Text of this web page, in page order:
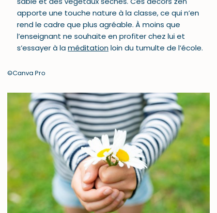
apporte une touche nature à la classe, ce qui n’en
rend le cadre que plus agréable. À moins que
l’enseignant ne souhaite en profiter chez lui et
s’essayer à laméditationloin du tumulte de l’école.
©Canva Pro